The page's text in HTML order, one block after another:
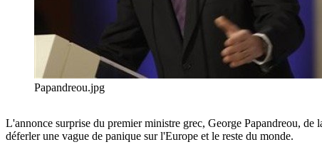
Papandreou.jpg
L'annonce surprise du premier ministre grec, George Papandreou,
déferler une vague de panique sur l'Europe et le reste du monde.